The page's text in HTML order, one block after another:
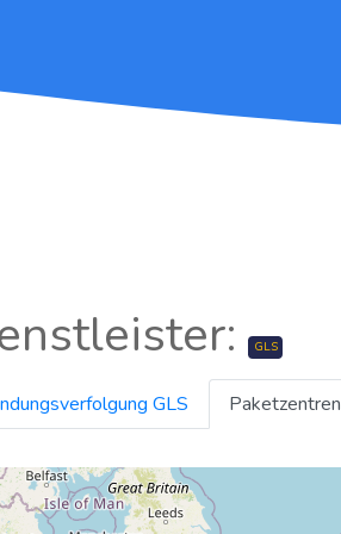
GLS
GLS Paketzentren